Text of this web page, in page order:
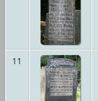
11